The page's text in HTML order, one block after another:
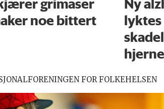
grimaser
noe bittert
Ny
lyktes
FOR FOLKEHELSEN